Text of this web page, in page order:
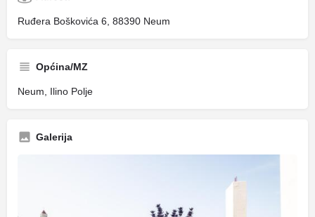
Ruđera Boškovića 6, 88390 Neum
Općina/MZ
Neum, Ilino Polje
Galerija